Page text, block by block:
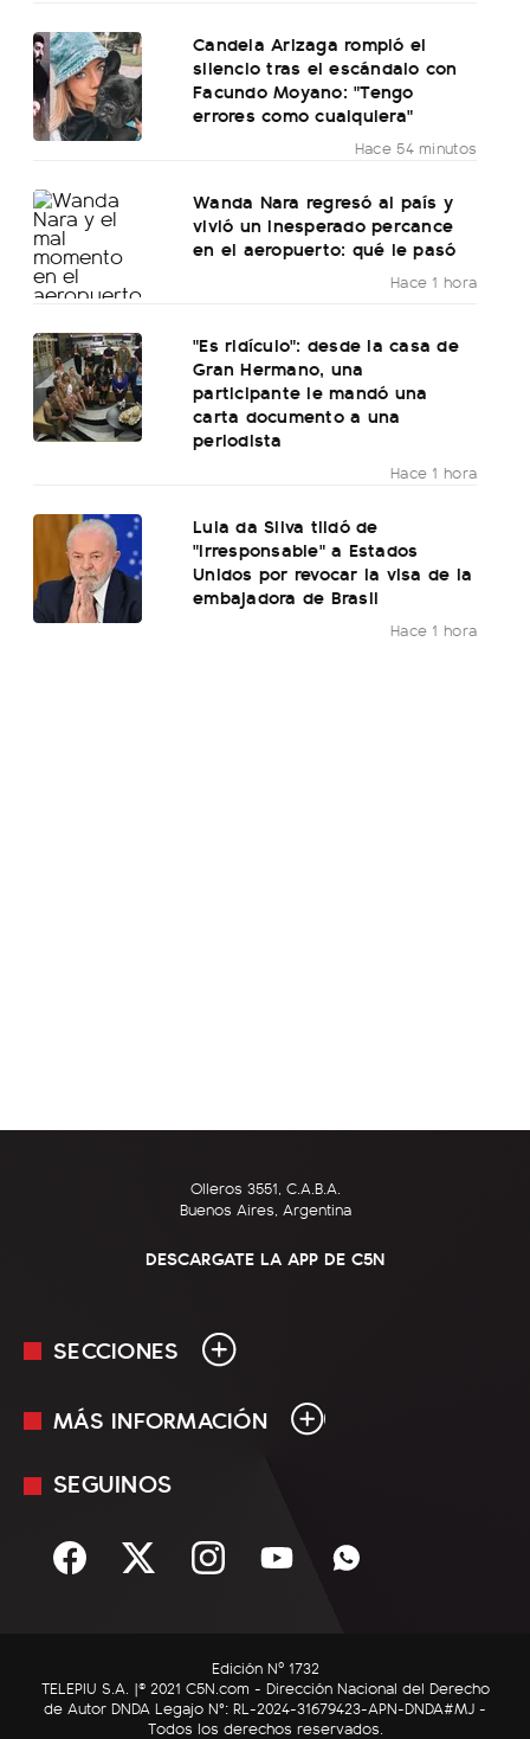
Candela Arizaga rompió el
silencio tras el escándalo con
Facundo Moyano: "Tengo
errores como cualquiera"
Hace 54 minutos
Wanda Nara regresó al país y
vivió un inesperado percance
en el aeropuerto: qué le pasó
Hace 1 hora
"Es ridículo": desde la casa de
Gran Hermano, una
participante le mandó una
carta documento a una
periodista
Hace 1 hora
Lula da Silva tildó de
"irresponsable" a Estados
Unidos por revocar la visa de la
embajadora de Brasil
Hace 1 hora
Olleros 3551, C.A.B.A.
Buenos Aires, Argentina
DESCARGATE LA APP DE C5N
SECCIONES
En Vivo
Sociedad
C5N Autos
RatingCero
MÁS INFORMACIÓN
Mediakit
Términos y condiciones
SEGUINOS
Edición Nº 1732
TELEPIU S.A. |© 2021 C5N.com - Dirección Nacional del Derecho
de Autor DNDA Legajo N°: RL-2024-31679423-APN-DNDA#MJ -
Todos los derechos reservados.